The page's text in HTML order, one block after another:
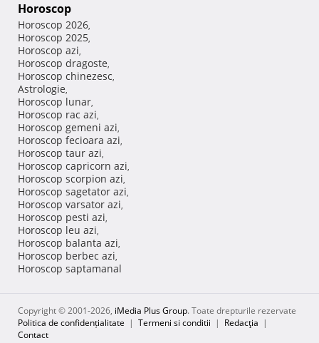
Horoscop
Horoscop 2026,
Horoscop 2025,
Horoscop azi,
Horoscop dragoste,
Horoscop chinezesc,
Astrologie,
Horoscop lunar,
Horoscop rac azi,
Horoscop gemeni azi,
Horoscop fecioara azi,
Horoscop taur azi,
Horoscop capricorn azi,
Horoscop scorpion azi,
Horoscop sagetator azi,
Horoscop varsator azi,
Horoscop pesti azi,
Horoscop leu azi,
Horoscop balanta azi,
Horoscop berbec azi,
Horoscop saptamanal
Copyright © 2001-2026, iMedia Plus Group. Toate drepturile rezervate
Politica de confidențialitate | Termeni si conditii | Redacţia |
Contact